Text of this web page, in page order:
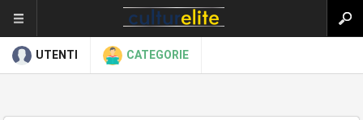
UTENTI CATEGORIE